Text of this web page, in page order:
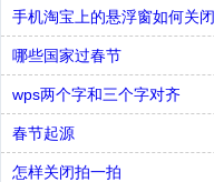
手机淘宝上的悬浮窗如何关闭
哪些国家过春节
wps两个字和三个字对齐
春节起源
怎样关闭拍一拍